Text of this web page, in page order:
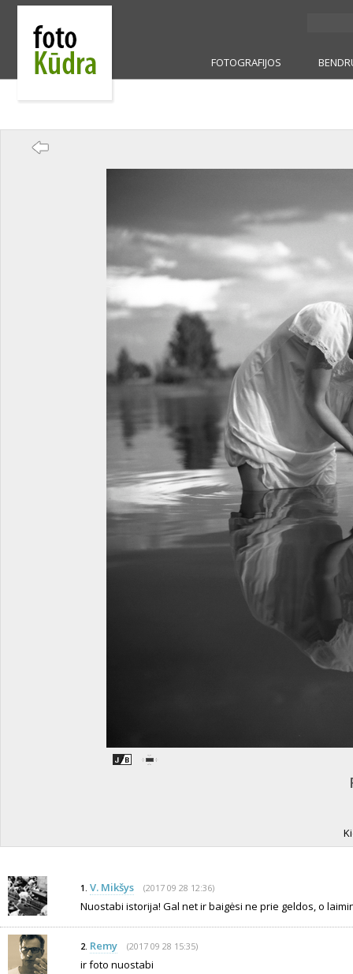
FOTOGRAFIJOS
1. V. Mikšys (2017 09 28 12:36)
Nuostabi istorija! Gal net ir baigėsi ne prie geldos, o
2. Remy (2017 09 28 15:35)
ir foto nuostabi